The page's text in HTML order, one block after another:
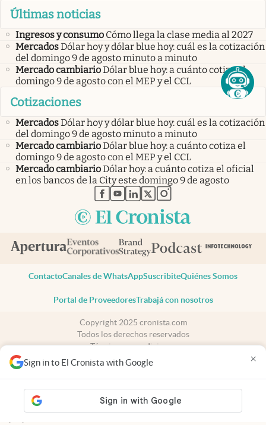
Sign in to El Cronista with Google ×
Últimas noticias
Ingresos y consumo Cómo llega la clase media al 2027
MercadosDólar hoy y dólar blue hoy: cuál es la cotización
del domingo 9 de agosto minuto a minuto
Mercado cambiarioDólar blue hoy: a cuánto cotiza el
domingo 9 de agosto con el MEP y el CCL
Cotizaciones
MercadosDólar hoy y dólar blue hoy: cuál es la cotización
del domingo 9 de agosto minuto a minuto
Mercado cambiarioDólar blue hoy: a cuánto cotiza el
domingo 9 de agosto con el MEP y el CCL
Mercado cambiarioDólar hoy: a cuánto cotiza el oficial
en los bancos de la City este domingo 9 de agosto
abre en nueva pestaña
abre en nueva pestaña
abre en nueva pestaña
abre en nueva pestaña
abre en nueva pestaña
ContactoCanales de WhatsAppSuscribiteQuiénes Somos
Portal de ProveedoresTrabajá con nosotros
Copyright 2025 cronista.com
Todos los derechos reservados
Términos y condiciones
Privacidad
Consentimiento
cronista.com
es propiedad de El Cronista Comercial S.A Registro de